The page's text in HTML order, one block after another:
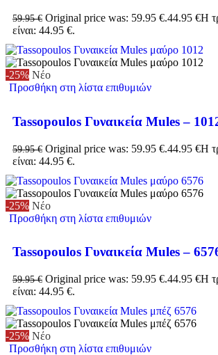
59.95€ Original price was: 59.95 €.44.95 €Η
είναι: 44.95 €.
-25% Νέο
Προσθήκη στη λίστα επιθυμιών
Tassopoulos Γυναικεία Mules –
59.95€ Original price was: 59.95 €.44.95 €Η
είναι: 44.95 €.
-25% Νέο
Προσθήκη στη λίστα επιθυμιών
Tassopoulos Γυναικεία Mules –
59.95€ Original price was: 59.95 €.44.95 €Η
είναι: 44.95 €.
-25% Νέο
Προσθήκη στη λίστα επιθυμιών